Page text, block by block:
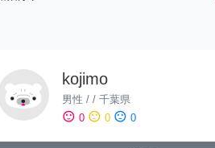
kojimo
男性 / / 千葉県
sentiment_satisfied 0 sentiment_neutral 0 sentiment_dissatisfied 0